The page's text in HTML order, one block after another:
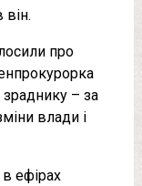
він.
про
зраднику – за
влади і
ефірах